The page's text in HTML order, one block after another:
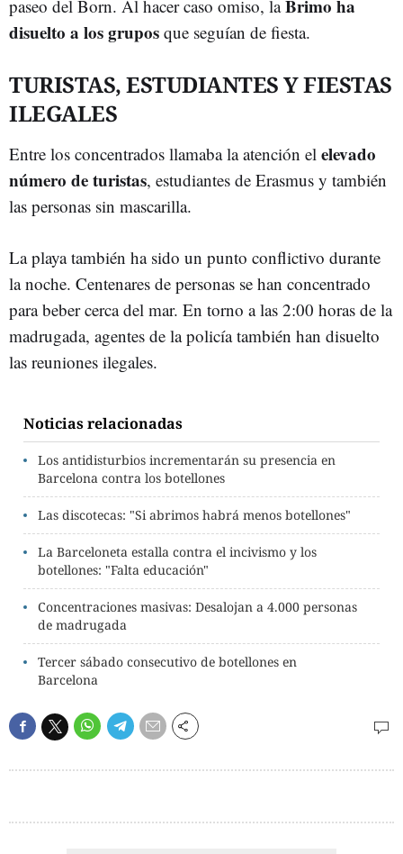
paseo del Born. Al hacer caso omiso, laBrimo ha
disuelto a los grupos que seguían de fiesta.
TURISTAS, ESTUDIANTES Y FIESTAS
ILEGALES
Entre los concentrados llamaba la atención el elevado
número de turistas, estudiantes de Erasmus y también
las personas sin mascarilla.
La playa también ha sido un punto conflictivo durante
la noche. Centenares de personas se han concentrado
para beber cerca del mar. En torno a las 2:00 horas de la
madrugada, agentes de la policía también han disuelto
las reuniones ilegales.
Noticias relacionadas
Los antidisturbios incrementarán su presencia en
Barcelona contra los botellones
Las discotecas: "Si abrimos habrá menos botellones"
La Barceloneta estalla contra el incivismo y los
botellones: "Falta educación"
Concentraciones masivas: Desalojan a 4.000 personas
de madrugada
Tercer sábado consecutivo de botellones en
Barcelona